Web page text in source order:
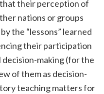
their perception of
nations or groups
the “lessons” learned
their participation
making (for the
of them as decision-
teaching matters for